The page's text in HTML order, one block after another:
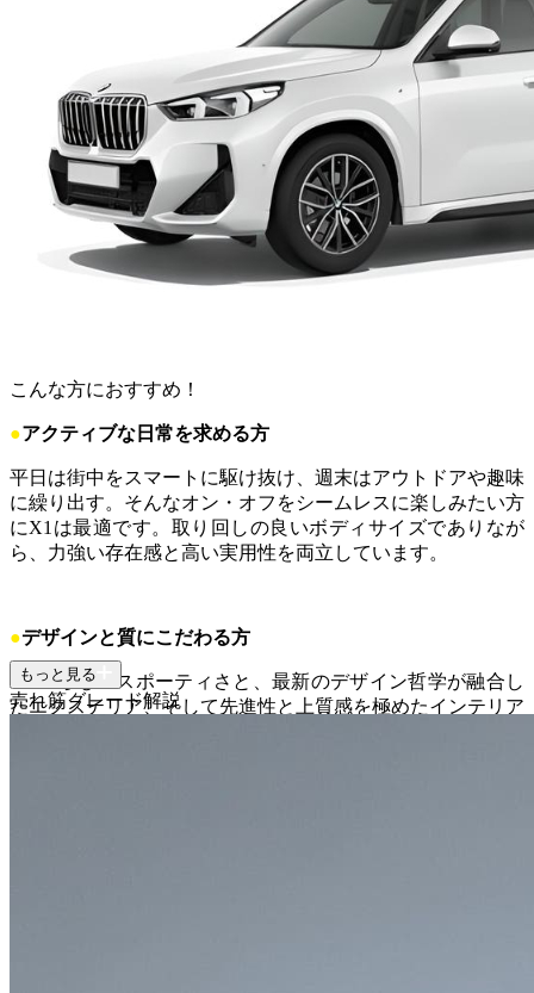
こんな方におすすめ！
●アクティブな日常を求める方
平日は街中をスマートに駆け抜け、週末はアウトドアや趣味
に繰り出す。そんなオン・オフをシームレスに楽しみたい方
にX1は最適です。取り回しの良いボディサイズでありなが
ら、力強い存在感と高い実用性を両立しています。
●デザインと質にこだわる方
BMWらしいスポーティさと、最新のデザイン哲学が融合し
たエクステリア、そして先進性と上質感を極めたインテリア
もっと見る
売れ筋グレード解説